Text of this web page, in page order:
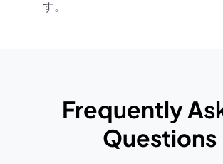
す。
Frequently
Questions